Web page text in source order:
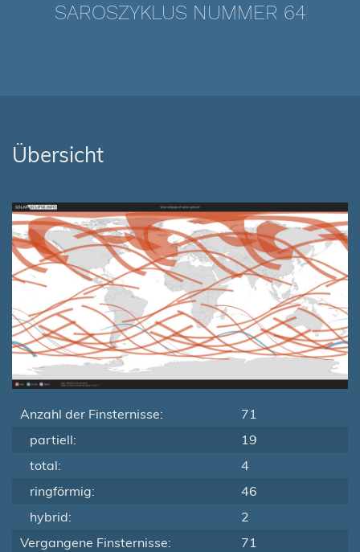
SAROSZYKLUS NUMMER 64
Übersicht
Anzahl der Finsternisse:
71
partiell:
19
total:
4
ringförmig:
46
hybrid:
2
Vergangene Finsternisse:
71